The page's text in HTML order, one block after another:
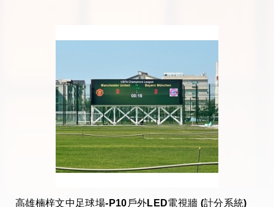
高雄楠梓文中足球場-P10戶外LED電視牆 (計分系統)